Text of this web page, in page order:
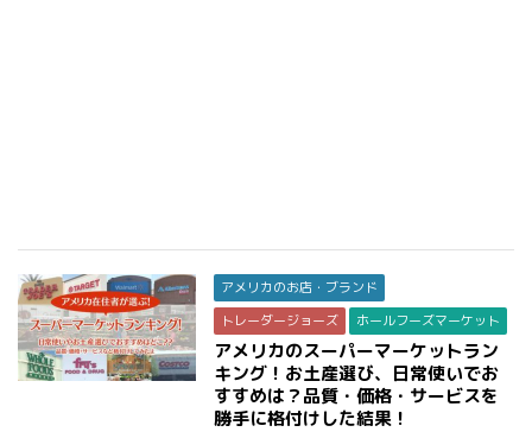
アメリカのお店・ブランド
トレーダージョーズ
ホールフーズマーケット
アメリカのスーパーマーケットラン
キング！お土産選び、日常使いでお
すすめは？品質・価格・サービスを
勝手に格付けした結果！